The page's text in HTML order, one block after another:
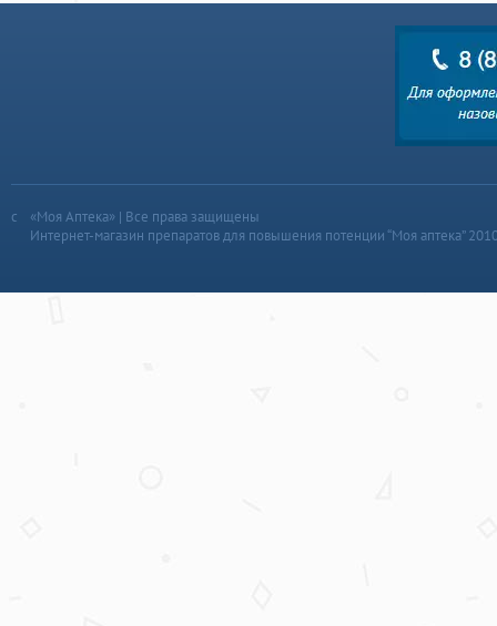
«Моя Аптека» | Все права защищены
Интернет-магазин препаратов для повышения потенции “Моя аптека”